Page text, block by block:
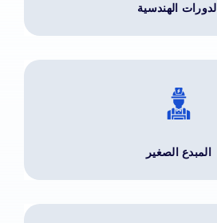
الدورات الهندسية
المبدع الصغير